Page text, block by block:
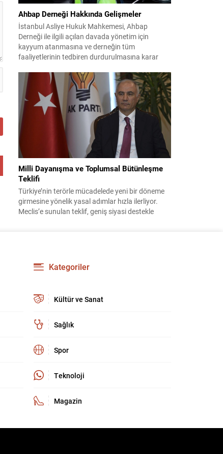
Ahbap Derneği Hakkında Gelişmeler
İstanbul Asliye Hukuk Mahkemesi, Ahbap
Derneği ile ilgili açılan davada yönetim için
kayyum atanmasına ve derneğin tüm
faaliyetlerinin tedbiren durdurulmasına karar
kararı verilmiş olup son adım doğrudan yönetime
ilişkin bir tedbir niteliği taşıyor. İstanbul Emniyet
Müdürlüğü Mali Suçlarla Mücadele Şube
Müdürlüğü ve İstanbul...
Milli Dayanışma ve Toplumsal Bütünleşme
Teklifi
Türkiye’nin terörle mücadelede yeni bir döneme
girmesine yönelik yasal adımlar hızla ilerliyor.
Meclis’e sunulan teklif, geniş siyasi destekle
verildiğini belirterek, hem siyasi hem de
toplumsal düzeyde önemli bir destek
Kategoriler
Kültür ve Sanat
Sağlık
Spor
Teknoloji
Magazin